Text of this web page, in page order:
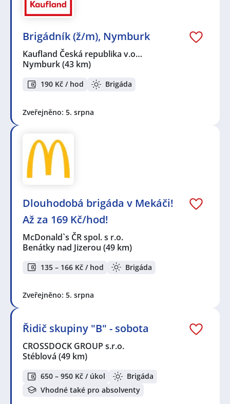
Brigádník (ž/m), Nymburk
Kaufland Česká republika v.o…
Nymburk(43 km)
190 Kč / hod Brigáda
Zveřejněno: 5. srpna
Dlouhodobá brigáda v Mekáči!
Až za 169 Kč/hod!
McDonald`s ČR spol. s r.o.
Benátky nad Jizerou (49 km)
135 – 166 Kč / hod Brigáda
Zveřejněno: 5. srpna
Řidič skupiny "B" - sobota
CROSSDOCK GROUP s.r.o.
Stéblová (49 km)
650 – 950 Kč / úkol
Brigáda
Vhodné také pro absolventy